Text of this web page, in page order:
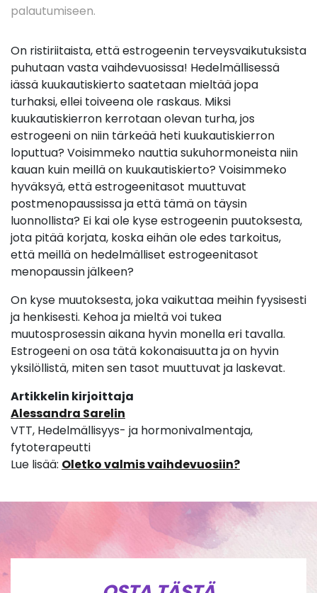
palautumiseen.
On ristiriitaista, että estrogeenin terveysvaikutuksista
puhutaan vasta vaihdevuosissa! Hedelmällisessä
iässä kuukautiskierto saatetaan mieltää jopa
turhaksi, ellei toiveena ole raskaus. Miksi
kuukautiskierron kerrotaan olevan turha, jos
estrogeeni on niin tärkeää heti kuukautiskierron
loputtua? Voisimmeko nauttia sukuhormoneista niin
kauan kuin meillä on kuukautiskierto? Voisimmeko
hyväksyä, että estrogeenitasot muuttuvat
postmenopaussissa ja että tämä on täysin
luonnollista? Ei kai ole kyse estrogeenin puutoksesta,
jota pitää korjata, koska eihän ole edes tarkoitus,
että meillä on hedelmälliset estrogeenitasot
menopaussin jälkeen?
On kyse muutoksesta, joka vaikuttaa meihin fyysisesti
ja henkisesti. Kehoa ja mieltä voi tukea
muutosprosessin aikana hyvin monella eri tavalla.
Estrogeeni on osa tätä kokonaisuutta ja on hyvin
yksilöllistä, miten sen tasot muuttuvat ja laskevat.
Artikkelin kirjoittaja
Alessandra Sarelin
VTT, Hedelmällisyys- ja hormonivalmentaja,
fytoterapeutti
Lue lisää: Oletko valmis vaihdevuosiin?